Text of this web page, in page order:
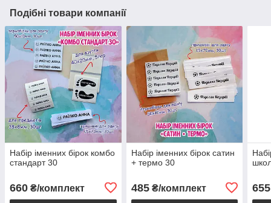
Подібні товари компанії
Набір іменних бірок комбо
стандарт 30
660 ₴/комплект
Набір іменних бірок сатин
+ термо 30
485₴/комплект 655